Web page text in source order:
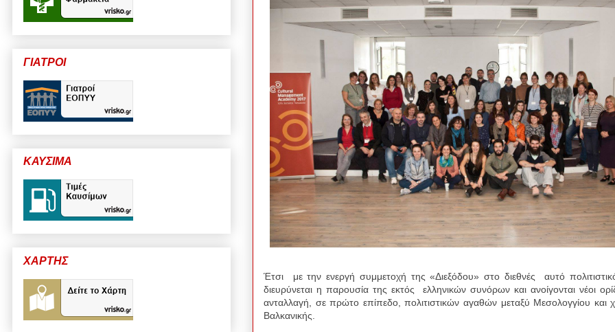
Έτσι με την ενεργή συμμετοχή της «Διεξόδου» στο διεθνές αυτό
διευρύνεται η παρουσία της εκτός ελληνικών συνόρων και ανοίγονται νέοι
ανταλλαγή, σε πρώτο επίπεδο, πολιτιστικών αγαθών μεταξύ Μεσολογγίου και
Βαλκανικής.
ΓΙΑΤΡΟΙ
ΚΑΥΣΙΜΑ
ΧΑΡΤΗΣ